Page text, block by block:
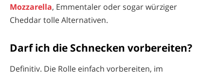
Mozzarella, Emmentaler oder sogar würziger
Cheddar tolle Alternativen.
Darf ich die Schnecken vorbereiten?
Definitiv. Die Rolle einfach vorbereiten, im